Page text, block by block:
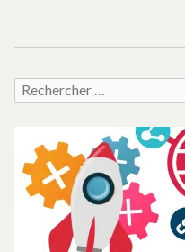
Recherche